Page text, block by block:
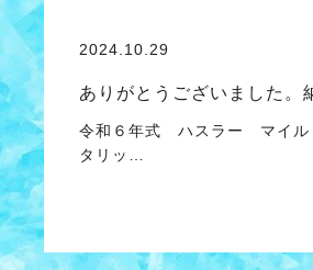
2024.10.29
ありがとうございました。
令和６年式 ハスラー マイル
タリッ…